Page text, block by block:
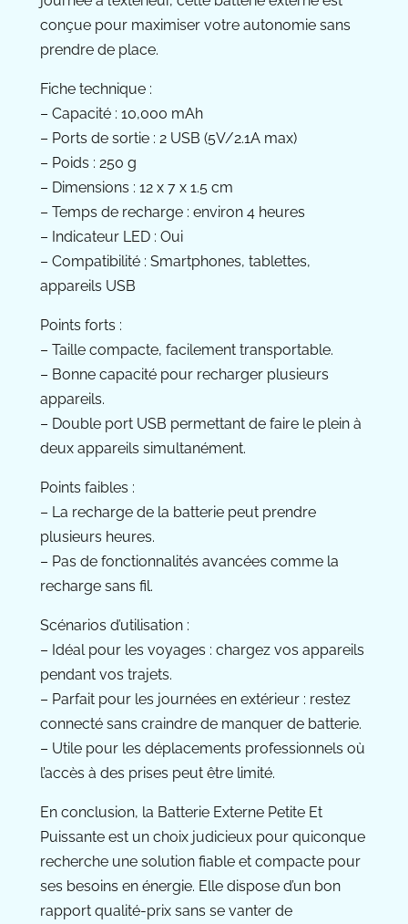
conçue pour maximiser votre autonomie sans
prendre de place.
Fiche technique :
– Capacité : 10,000 mAh
– Ports de sortie : 2 USB (5V/2.1A max)
– Poids : 250 g
– Dimensions : 12 x 7 x 1.5 cm
– Temps de recharge : environ 4 heures
– Indicateur LED : Oui
– Compatibilité : Smartphones, tablettes,
appareils USB
Points forts :
– Taille compacte, facilement transportable.
– Bonne capacité pour recharger plusieurs
appareils.
– Double port USB permettant de faire le plein à
deux appareils simultanément.
Points faibles :
– La recharge de la batterie peut prendre
plusieurs heures.
– Pas de fonctionnalités avancées comme la
recharge sans fil.
Scénarios d’utilisation :
– Idéal pour les voyages : chargez vos appareils
pendant vos trajets.
– Parfait pour les journées en extérieur : restez
connecté sans craindre de manquer de batterie.
– Utile pour les déplacements professionnels où
l’accès à des prises peut être limité.
En conclusion, la Batterie Externe Petite Et
Puissante est un choix judicieux pour quiconque
recherche une solution fiable et compacte pour
ses besoins en énergie. Elle dispose d’un bon
rapport qualité-prix sans se vanter de